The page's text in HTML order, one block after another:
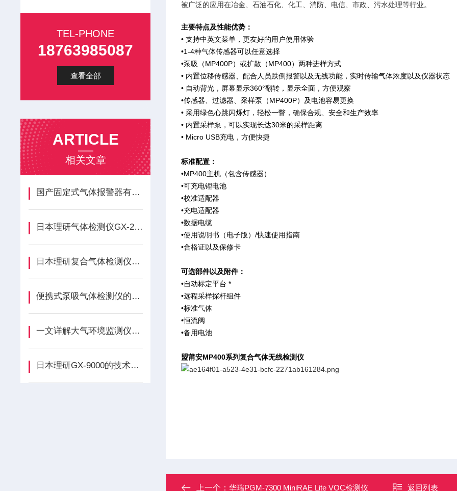
TEL-PHONE
18763985087
查看全部
ARTICLE
相关文章
国产固定式气体报警器有哪些特点？
日本理研气体检测仪GX-2012（GT）操作方法
日本理研复合气体检测仪GX-8000产品组成结构介绍
便携式泵吸气体检测仪的存储条件介绍
一文详解大气环境监测仪的工作原理
日本理研GX-9000的技术文章
被广泛的应用在冶金、石油石化、化工、消防、电信、市政、污水处理等行业。
主要特点及性能优势：
• 支持中英文菜单，更友好的用户使用体验
•1-4种气体传感器可以任意选择
•泵吸（MP400P）或扩散（MP400）两种进样方式
• 内置位移传感器、配合人员跌倒报警以及无线功能，实时传输气体浓度以及仪器状态
• 自动背光，屏幕显示360°翻转，显示全面，方便观察
•传感器、过滤器、采样泵（MP400P）及电池容易更换
• 采用绿色心跳闪烁灯，轻松一瞥，确保合规、安全和生产效率
• 内置采样泵，可以实现长达30米的采样距离
• Micro USB充电，方便快捷
标准配置：
•MP400主机（包含传感器）
•可充电锂电池
•校准适配器
•充电适配器
•数据电缆
•使用说明书（电子版）/快速使用指南
•合格证以及保修卡
可选部件以及附件：
•自动标定平台 *
•远程采样探杆组件
•标准气体
•恒流阀
•备用电池
盟莆安MP400系列复合气体无线检测仪
上一个：华瑞PGM-7300 MiniRAE Lite VOC检测仪 返回列表